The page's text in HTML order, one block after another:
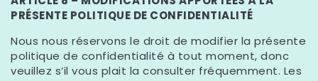
PRÉSENTE POLITIQUE DE CONFIDENTIALITÉ
Nous nous réservons le droit de modifier la présente
politique de confidentialité à tout moment, donc
veuillez s’il vous plait la consulter fréquemment. Les